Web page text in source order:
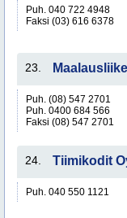
Puh. 040 722 4948
Faksi (03) 616 6378
23.
Puh. (08) 547 2701
Puh. 0400 684 566
Faksi (08) 547 2701
24. Tiimikodit
Puh. 040 550 1121